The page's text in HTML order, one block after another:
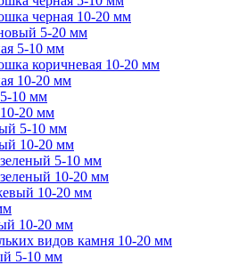
черная 10-20 мм
5-20 мм
5-10 мм
коричневая 10-20 мм
10-20 мм
10 мм
20 мм
5-10 мм
10-20 мм
5-10 мм
10-20 мм
10-20 мм
10-20 мм
видов камня 10-20 мм
5-10 мм